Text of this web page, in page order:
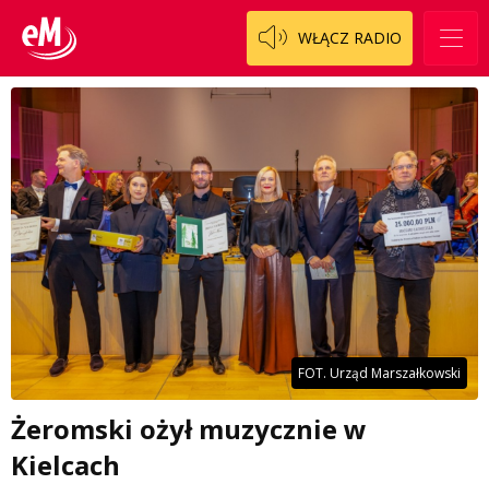
WŁĄCZ RADIO
FOT. Urząd Marszałkowski
Żeromski ożył muzycznie w
Kielcach